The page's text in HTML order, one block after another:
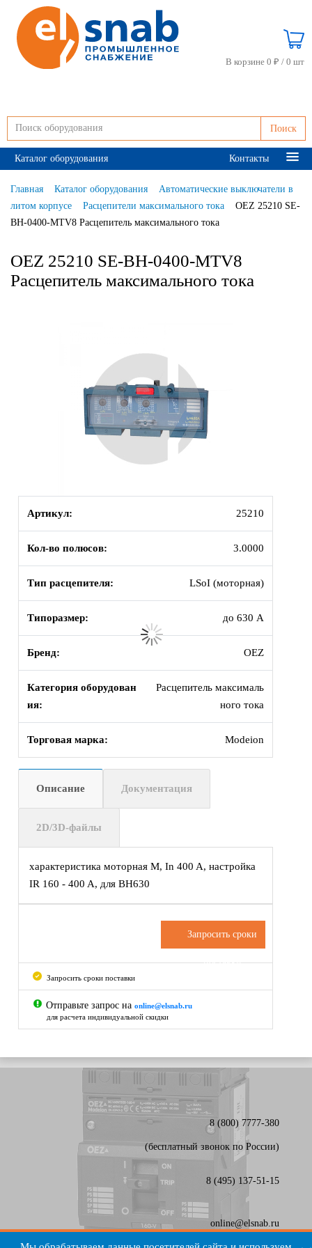
Поиск
В корзине 0 ₽ / 0 шт
Каталог оборудования Контакты
Главная Каталог оборудования
Автоматические выключатели в
литом корпусе
Расцепители максимального тока
OEZ 25210 SE-
BH-0400-MTV8 Расцепитель максимального тока
OEZ 25210 SE-BH-0400-MTV8
Расцепитель максимального тока
Артикул: 25210
Кол-во полюсов: 3.0000
Тип расцепителя: LSoI (моторная)
Типоразмер: до 630 А
Бренд: OEZ
Категория оборудован
ия:
Расцепитель максималь
ного тока
Торговая марка: Modeion
Описание Документация
2D/3D-файлы
характеристика моторная M, In 400 A, настройка
IR 160 - 400 A, для BH630
Запросить сроки
поставки
Запросить сроки поставки
Отправьте запрос на online@elsnab.ru
для расчета индивидуальной скидки
8 (800) 7777-380
(бесплатный звонок по России)
8 (495) 137-51-15
online@elsnab.ru